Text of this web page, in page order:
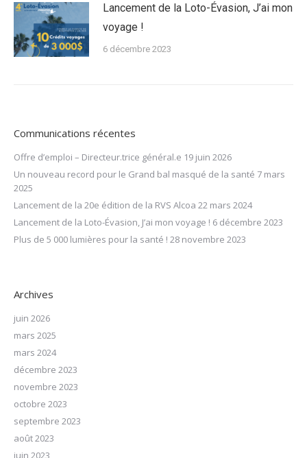
Lancement de la Loto-Évasion, J’ai mon
voyage !
6 décembre 2023
Communications récentes
Offre d’emploi – Directeur.trice général.e 19 juin 2026
Un nouveau record pour le Grand bal masqué de la santé 7 mars
2025
Lancement de la 20e édition de la RVS Alcoa 22 mars 2024
Lancement de la Loto-Évasion, J’ai mon voyage ! 6 décembre 2023
Plus de 5 000 lumières pour la santé ! 28 novembre 2023
Archives
juin 2026
mars 2025
mars 2024
décembre 2023
novembre 2023
octobre 2023
septembre 2023
août 2023
juin 2023